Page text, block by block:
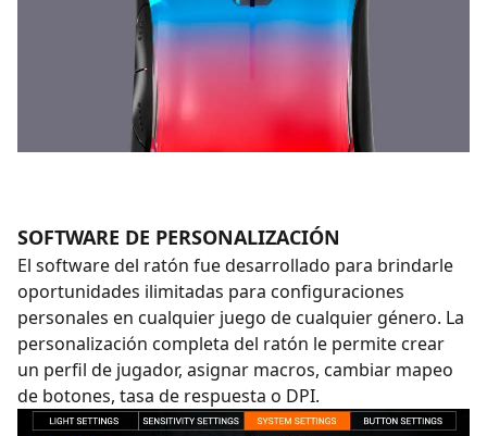
SOFTWARE DE PERSONALIZACIÓN
El software del ratón fue desarrollado para brindarle
oportunidades ilimitadas para configuraciones
personales en cualquier juego de cualquier género. La
personalización completa del ratón le permite crear
un perfil de jugador, asignar macros, cambiar mapeo
de botones, tasa de respuesta o DPI.